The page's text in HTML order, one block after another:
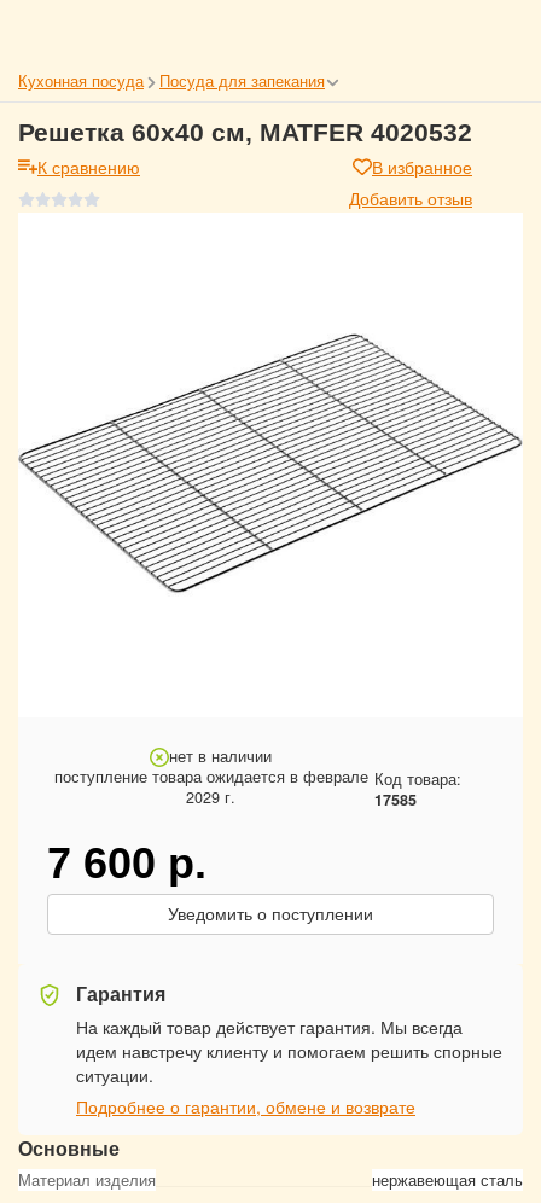
Кухонная посуда Посуда для запекания
Решетка 60x40 см, MATFER 4020532
К сравнению
В избранное
Добавить отзыв
Основные
Материал изделия нержавеющая сталь
нет в наличии
поступление товара ожидается в феврале
2029 г.
Код товара:
17585
7 600 р.
Уведомить о поступлении
Гарантия
На каждый товар действует гарантия. Мы всегда
идем навстречу клиенту и помогаем решить спорные
ситуации.
Подробнее о гарантии, обмене и возврате